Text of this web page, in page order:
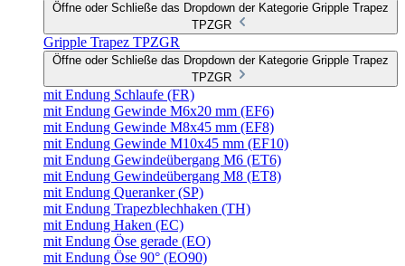
Öffne oder Schließe das Dropdown der Kategorie Gripple Trapez
TPZGR
Gripple Trapez TPZGR
Öffne oder Schließe das Dropdown der Kategorie Gripple Trapez
TPZGR
mit Endung Schlaufe (FR)
mit Endung Gewinde M6x20 mm (EF6)
mit Endung Gewinde M8x45 mm (EF8)
mit Endung Gewinde M10x45 mm (EF10)
mit Endung Gewindeübergang M6 (ET6)
mit Endung Gewindeübergang M8 (ET8)
mit Endung Queranker (SP)
mit Endung Trapezblechhaken (TH)
mit Endung Haken (EC)
mit Endung Öse gerade (EO)
mit Endung Öse 90° (EO90)